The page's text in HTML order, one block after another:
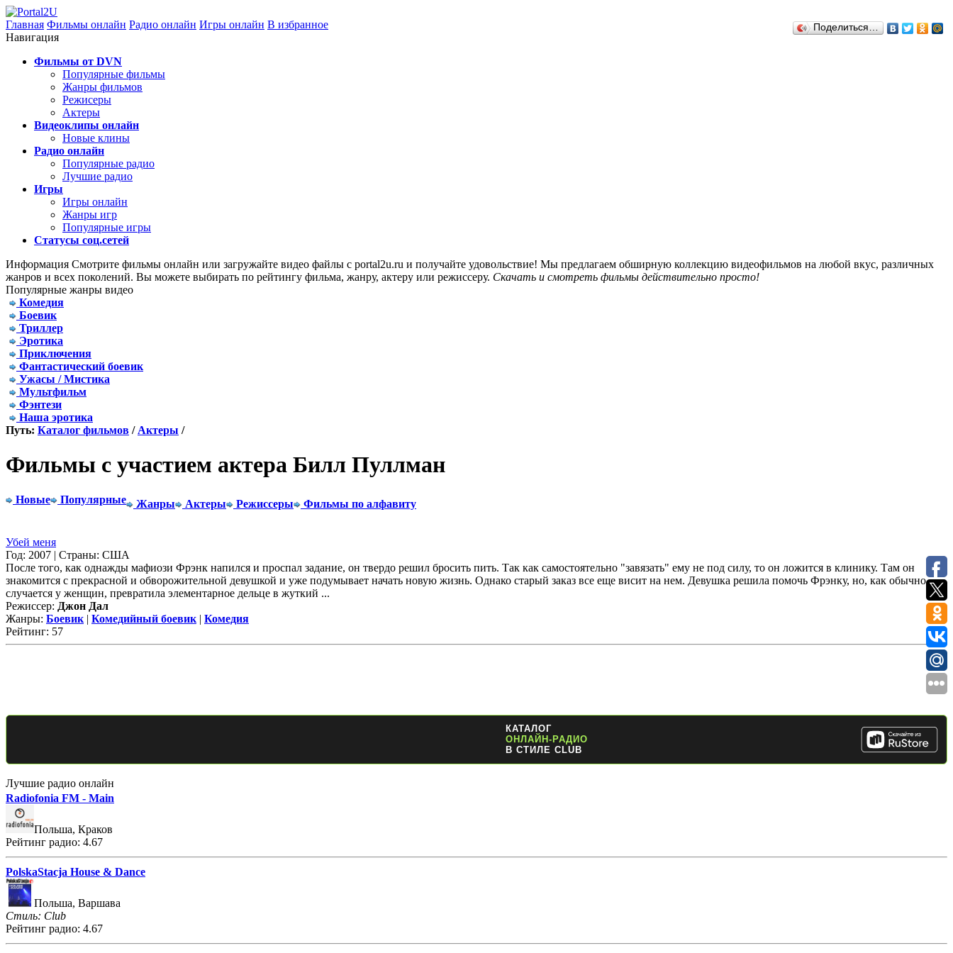
Главная Фильмы онлайн Радио онлайн Игры онлайн В избранное Поделиться…
Навигация
Фильмы от DVN
Популярные фильмы
Жанры фильмов
Режисеры
Актеры
Видеоклипы онлайн
Новые клины
Радио онлайн
Популярные радио
Лучшие радио
Игры
Игры онлайн
Жанры игр
Популярные игры
Статусы соц.сетей
Информация Смотрите фильмы онлайн или загружайте видео файлы с portal2u.ru и получайте удовольствие! Мы предлагаем обширную коллекцию видеофильмов на любой вкус, различных
жанров и всех поколений. Вы можете выбирать по рейтингу фильма, жанру, актеру или режиссеру. Скачать и смотреть фильмы действительно просто!
Популярные жанры видео
Комедия
Боевик
Триллер
Эротика
Приключения
Фантастический боевик
Ужасы / Мистика
Мультфильм
Фэнтези
Наша эротика
Путь: Каталог фильмов / Актеры /
Фильмы с участием актера Билл Пуллман
Новые Популярные Жанры Актеры Режиссеры Фильмы по алфавиту
Убей меня
Год: 2007 | Страны: США
После того, как однажды мафиози Фрэнк напился и проспал задание, он твердо решил бросить пить. Так как самостоятельно "завязать" ему не под силу, то он ложится в клинику. Там он
знакомится с прекрасной и обворожительной девушкой и уже подумывает начать новую жизнь. Однако старый заказ все еще висит на нем. Девушка решила помочь Фрэнку, но, как обычно
случается у женщин, превратила элементарное дельце в жуткий ...
Режиссер: Джон Дал
Жанры: Боевик | Комедийный боевик | Комедия
Рейтинг: 57
КАТАЛОГ
ОНЛАЙН-РАДИО
В СТИЛЕ CLUB
Лучшие радио онлайн
Radiofonia FM - Main
Польша, Краков
Рейтинг радио: 4.67
PolskaStacja House & Dance
Польша, Варшава
Стиль: Club
Рейтинг радио: 4.67